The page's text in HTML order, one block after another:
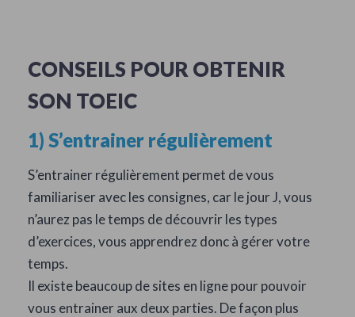
CONSEILS POUR OBTENIR
SON TOEIC
1) S’entrainer régulièrement
S’entrainer régulièrement permet de vous
familiariser avec les consignes, car le jour J, vous
n’aurez pas le temps de découvrir les types
d’exercices, vous apprendrez donc à gérer votre
temps.
Il existe beaucoup de sites en ligne pour pouvoir
vous entrainer aux deux parties. De façon plus